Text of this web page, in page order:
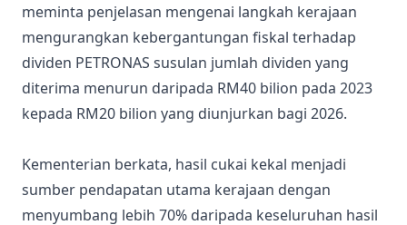
meminta penjelasan mengenai langkah kerajaan
mengurangkan kebergantungan fiskal terhadap
dividen PETRONAS susulan jumlah dividen yang
diterima menurun daripada RM40 bilion pada 2023
kepada RM20 bilion yang diunjurkan bagi 2026.
Kementerian berkata, hasil cukai kekal menjadi
sumber pendapatan utama kerajaan dengan
menyumbang lebih 70% daripada keseluruhan hasil